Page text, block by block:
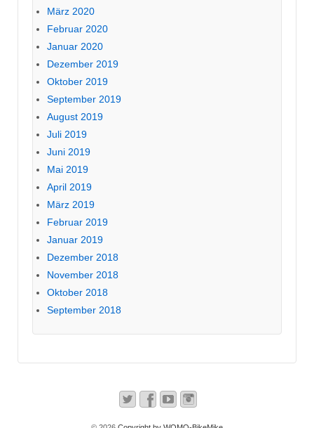
März 2020
Februar 2020
Januar 2020
Dezember 2019
Oktober 2019
September 2019
August 2019
Juli 2019
Juni 2019
Mai 2019
April 2019
März 2019
Februar 2019
Januar 2019
Dezember 2018
November 2018
Oktober 2018
September 2018